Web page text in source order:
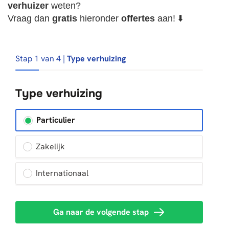
verhuizer weten?
Vraag dan gratis hieronder offertes aan! ⬇️